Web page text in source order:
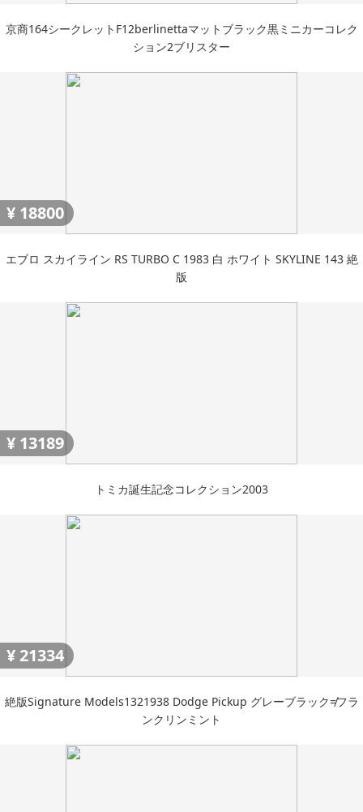
京商164シークレットF12berlinettaマットブラック黒ミニカーコレク
ション2ブリスター
¥ 18800
エブロ スカイライン RS TURBO C 1983 白 ホワイト SKYLINE 143 絶
版
¥ 13189
トミカ誕生記念コレクション2003
¥ 21334
絶版Signature Models1321938 Dodge Pickup グレーブラック≠フラ
ンクリンミント